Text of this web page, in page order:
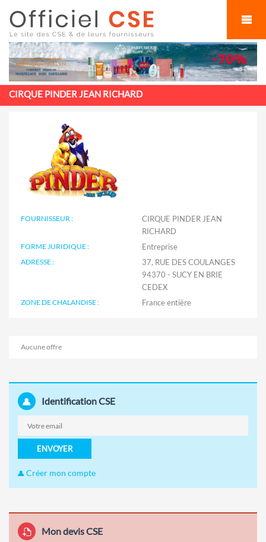
CIRQUE PINDER JEAN RICHARD
FOURNISSEUR :
CIRQUE PINDER JEAN
RICHARD
FORME JURIDIQUE : Entreprise
ADRESSE :
37, RUE DES COULANGES
94370 - SUCY EN BRIE
CEDEX
ZONE DE CHALANDISE :
Aucune offre
Identification CSE
ENVOYER
Créer mon compte
Mon devis CSE